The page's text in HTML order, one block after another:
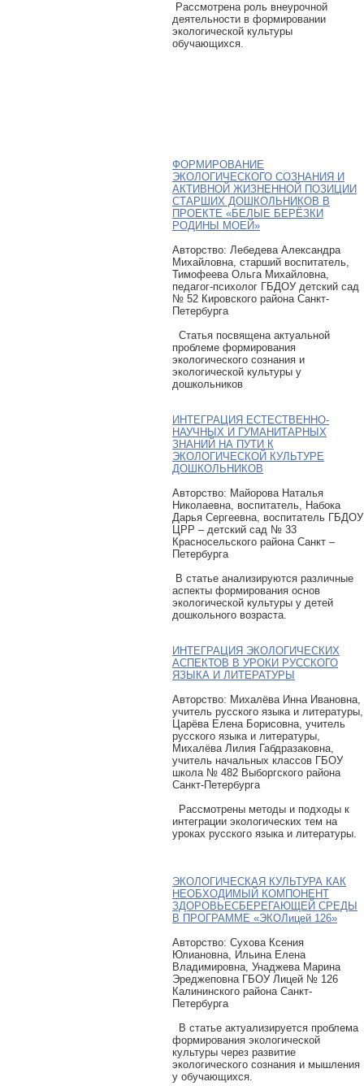
Рассмотрена роль внеурочной
деятельности в формировании
экологической культуры
обучающихся.
ФОРМИРОВАНИЕ
ЭКОЛОГИЧЕСКОГО СОЗНАНИЯ И
АКТИВНОЙ ЖИЗНЕННОЙ ПОЗИЦИИ
СТАРШИХ ДОШКОЛЬНИКОВ В
ПРОЕКТЕ «БЕЛЫЕ БЕРЁЗКИ
РОДИНЫ МОЕЙ»
Авторcтво: Лебедева Александра
Михайловна, старший воспитатель,
Тимофеева Ольга Михайловна,
педагог-психолог ГБДОУ детский сад
№ 52 Кировского района Санкт-
Петербурга
Статья посвящена актуальной
проблеме формирования
экологического сознания и
экологической культуры у
дошкольников
ИНТЕГРАЦИЯ ЕСТЕСТВЕННО-
НАУЧНЫХ И ГУМАНИТАРНЫХ
ЗНАНИЙ НА ПУТИ К
ЭКОЛОГИЧЕСКОЙ КУЛЬТУРЕ
ДОШКОЛЬНИКОВ
Авторcтво: Майорова Наталья
Николаевна, воспитатель, Набока
Дарья Сергеевна, воспитатель ГБДОУ
ЦРР – детский сад № 33
Красносельского района Санкт –
Петербурга
В статье анализируются различные
аспекты формирования основ
экологической культуры у детей
дошкольного возраста.
ИНТЕГРАЦИЯ ЭКОЛОГИЧЕСКИХ
АСПЕКТОВ В УРОКИ РУССКОГО
ЯЗЫКА И ЛИТЕРАТУРЫ
Авторcтво: Михалёва Инна Ивановна,
учитель русского языка и литературы,
Царёва Елена Борисовна, учитель
русского языка и литературы,
Михалёва Лилия Габдразаковна,
учитель начальных классов ГБОУ
школа № 482 Выборгского района
Санкт-Петербурга
Рассмотрены методы и подходы к
интеграции экологических тем на
уроках русского языка и литературы.
ЭКОЛОГИЧЕСКАЯ КУЛЬТУРА КАК
НЕОБХОДИМЫЙ КОМПОНЕНТ
ЗДОРОВЬЕСБЕРЕГАЮЩЕЙ СРЕДЫ
В ПРОГРАММЕ «ЭКОЛицей 126»
Авторcтво: Сухова Ксения
Юлиановна, Ильина Елена
Владимировна, Унаджева Марина
Эреджеповна ГБОУ Лицей № 126
Калининского района Санкт-
Петербурга
В статье актуализируется проблема
формирования экологической
культуры через развитие
экологического сознания и мышления
у обучающихся.